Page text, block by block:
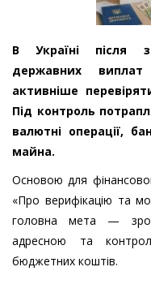
В Україні після
державних
активніше
Під контроль
валютні операції,
майна.
Основою для
«Про верифікацію та
головна мета —
адресною та
бюджетних коштів.